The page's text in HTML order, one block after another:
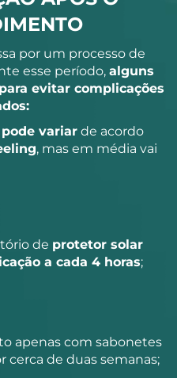
por um processo de
esse período, alguns
evitar complicações
variar de acordo
, mas em média vai
de protetor solar
a cada 4 horas;
apenas com sabonetes
cerca de duas semanas;